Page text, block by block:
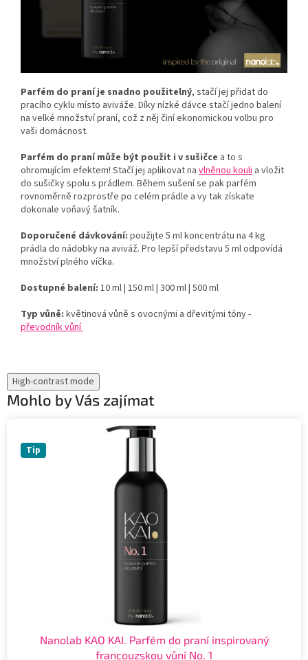
Parfém do praní je snadno použitelný, stačí jej přidat do
pracího cyklu místo aviváže. Díky nízké dávce stačí jedno balení
na velké množství praní, což z něj činí ekonomickou volbu pro
vaši domácnost.
Parfém do praní může být použit i v sušičce a to s
ohromujícím efektem! Stačí jej aplikovat na vlněnou kouli a vložit
do sušičky spolu s prádlem. Během sušení se pak parfém
rovnoměrně rozprostře po celém prádle a vy tak získate
dokonale voňavý šatník.
Doporučené dávkování: použijte 5 ml koncentrátu na 4 kg
prádla do nádobky na aviváž. Pro lepší představu 5 ml odpovídá
množství plného víčka.
Dostupné balení: 10 ml | 150 ml | 300 ml | 500 ml
Typ vůně: květinová vůně s ovocnými a dřevitými tóny -
převodník vůní
High-contrast mode
Mohlo by Vás zajímat
Tip
Nanolab KAO KAI. Parfém do praní inspirovaný
francouzskou vůní No. 1